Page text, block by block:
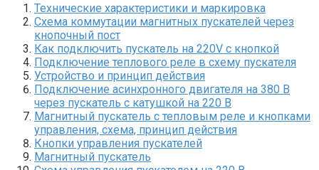
Технические характеристики и маркировка
Схема коммутации магнитных пускателей через
кнопочный пост
Как подключить пускатель на 220V с кнопкой
Подключение теплового реле в схему пускателя
Устройство и принцип действия
Подключение асинхронного двигателя на 380 В
через пускатель с катушкой на 220 В
Магнитный пускатель с тепловым реле и кнопками
управления, схема, принцип действия
Кнопки управления пускателей
Магнитный пускатель